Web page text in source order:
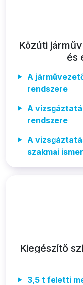
Közúti
és
A
rendszere
A
rendszere
A
szakmai
Kiegészítő
3,5 t feletti